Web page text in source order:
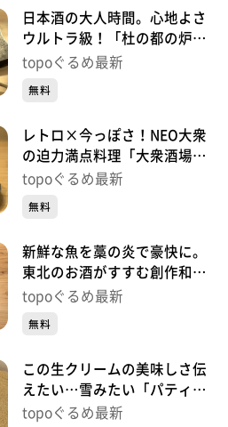
日本酒の大人時間。心地よさ
ウルトラ級！「杜の都の炉端
焼き うる虎」（青葉区一番
topoぐるめ最新
無料
レトロ×今っぽさ！NEO大衆
の迫力満点料理「大衆酒場
かーにばる」（青葉区国分
topoぐるめ最新
無料
新鮮な魚を藁の炎で豪快に。
東北のお酒がすすむ創作和食
「酒場 美々」（青葉区中
topoぐるめ最新
無料
この生クリームの美味しさ伝
えたい…雪みたい「パティス
リーネージュ」（若林区荒
topoぐるめ最新